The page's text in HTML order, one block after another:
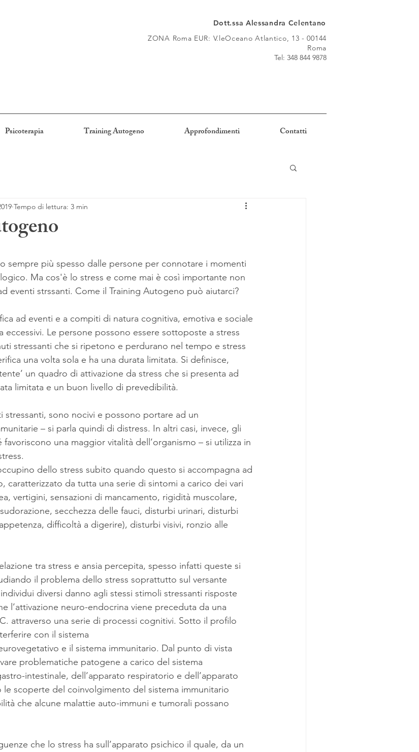
Dott.ssa Alessandra Celentano
ZONA Roma EUR: V.leOceano Atlantico, 13 - 00144
Roma
Tel: 348 844 9878
Psicoterapia Training Autogeno Approfondimenti Contatti
Tempo di lettura: 3 min
sempre più spesso dalle persone per connotare i momenti
Ma cos'è lo stress e come mai è così importante non
eventi strssanti. Come il Training Autogeno può aiutarci?
ad eventi e a compiti di natura cognitiva, emotiva e sociale
eccessivi. Le persone possono essere sottoposte a stress
stressanti che si ripetono e perdurano nel tempo e stress
una volta sola e ha una durata limitata. Si definisce,
un quadro di attivazione da stress che si presenta ad
limitata e un buon livello di prevedibilità.
stressanti, sono nocivi e possono portare ad un
– si parla quindi di distress. In altri casi, invece, gli
una maggior vitalità dell’organismo – si utilizza in
dello stress subito quando questo si accompagna ad
caratterizzato da tutta una serie di sintomi a carico dei vari
vertigini, sensazioni di mancamento, rigidità muscolare,
secchezza delle fauci, disturbi urinari, disturbi
difficoltà a digerire), disturbi visivi, ronzio alle
tra stress e ansia percepita, spesso infatti queste si
il problema dello stress soprattutto sul versante
diversi danno agli stessi stimoli stressanti risposte
l’attivazione neuro-endocrina viene preceduta da una
attraverso una serie di processi cognitivi. Sotto il profilo
con il sistema
e il sistema immunitario. Dal punto di vista
problematiche patogene a carico del sistema
intestinale, dell’apparato respiratorio e dell’apparato
le scoperte del coinvolgimento del sistema immunitario
che alcune malattie auto-immuni e tumorali possano
che lo stress ha sull’apparato psichico il quale, da un